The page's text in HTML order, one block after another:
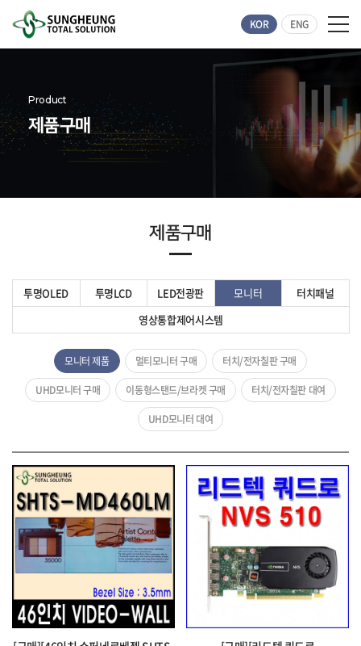
KOR ENG
Product
제품구매
제품구매
투명OLED 투명LCD LED전광판 모니터
터치패널
영상통합제어시스템
모니터 제품 멀티모니터 구매
터치/전자칠판 구매
UHD모니터 구매
이동형스탠드/브라켓 구매
터치/전자칠판 대여
UHD모니터 대여